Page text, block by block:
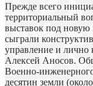
Прежде всего
территориальный
выставок под новую
сыграли
управление и лично
Алексей Аносов.
Военно-
десятин земли